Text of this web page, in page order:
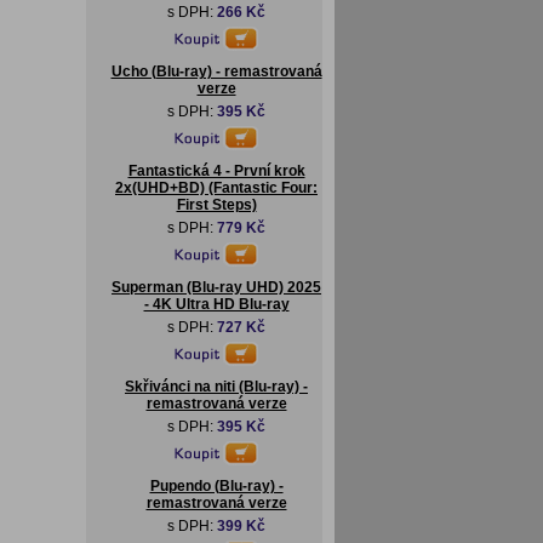
s DPH: 266 Kč
Ucho (Blu-ray) - remastrovaná
verze
s DPH: 395 Kč
Fantastická 4 - První krok
2x(UHD+BD) (Fantastic Four:
First Steps)
s DPH: 779 Kč
Superman (Blu-ray UHD) 2025
- 4K Ultra HD Blu-ray
s DPH: 727 Kč
Skřivánci na niti (Blu-ray) -
remastrovaná verze
s DPH: 395 Kč
Pupendo (Blu-ray) -
remastrovaná verze
s DPH: 399 Kč